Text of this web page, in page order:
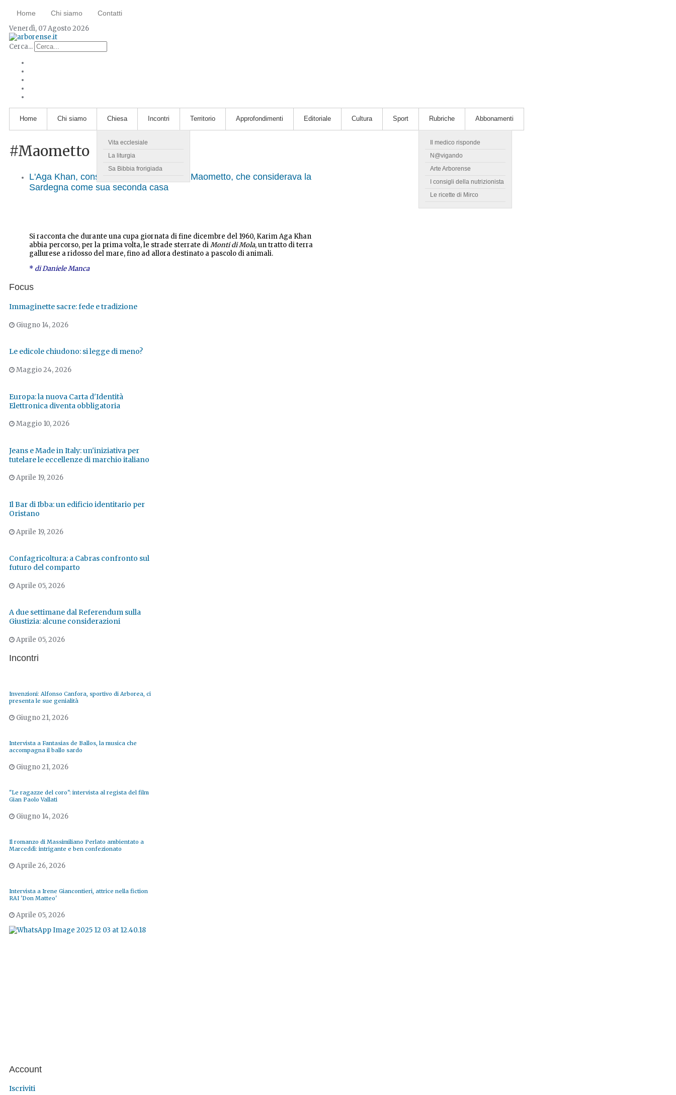
Home Chi siamo Contatti
Venerdì, 07 Agosto 2026
Cerca...
Home Chi siamo Chiesa
Vita ecclesiale
La liturgia
Sa Bibbia frorigiada
Incontri Territorio Approfondimenti Editoriale Cultura Sport Rubriche
Il medico risponde
N@vigando
Arte Arborense
I consigli della nutrizionista
Le ricette di Mirco
Abbonamenti
#Maometto
L'Aga Khan, considerato discendente di Maometto, che considerava la
Sardegna come sua seconda casa
Si racconta che durante una cupa giornata di fine dicembre del 1960, Karim Aga Khan
abbia percorso, per la prima volta, le strade sterrate diMonti di Mola, un tratto di terra
gallurese a ridosso del mare, fino ad allora destinato a pascolo di animali.
* di Daniele Manca
Focus
Immaginette sacre: fede e tradizione
Giugno 14, 2026
Le edicole chiudono: si legge di meno?
Maggio 24, 2026
Europa: la nuova Carta d'Identità
Elettronica diventa obbligatoria
Maggio 10, 2026
Jeans e Made in Italy: un'iniziativa per
tutelare le eccellenze di marchio italiano
Aprile 19, 2026
Il Bar di Ibba: un edificio identitario per
Oristano
Aprile 19, 2026
Confagricoltura: a Cabras confronto sul
futuro del comparto
Aprile 05, 2026
A due settimane dal Referendum sulla
Giustizia: alcune considerazioni
Aprile 05, 2026
Incontri
Invenzioni: Alfonso Canfora, sportivo di Arborea, ci
presenta le sue genialità
Giugno 21, 2026
Intervista a Fantasias de Ballos, la musica che
accompagna il ballo sardo
Giugno 21, 2026
"Le ragazze del coro": intervista al regista del film
Gian Paolo Vallati
Giugno 14, 2026
Il romanzo di Massimiliano Perlato ambientato a
Marceddì: intrigante e ben confezionato
Aprile 26, 2026
Intervista a Irene Giancontieri, attrice nella fiction
RAI 'Don Matteo'
Aprile 05, 2026
Account
Iscriviti